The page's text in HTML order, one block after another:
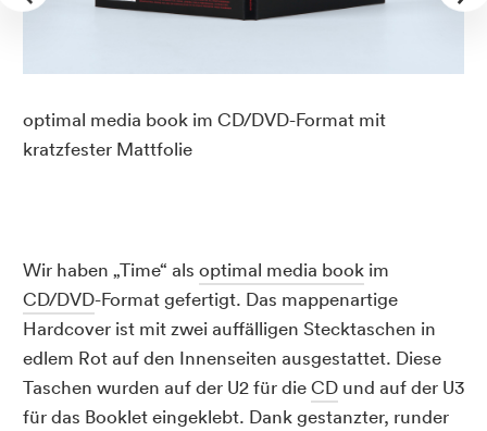
optimal media book im CD/DVD-Format mit
kratzfester Mattfolie
Wir haben „Time“ als optimal media book im
CD/DVD-Format gefertigt. Das mappenartige
Hardcover ist mit zwei auffälligen Stecktaschen in
edlem Rot auf den Innenseiten ausgestattet. Diese
Taschen wurden auf der U2 für dieCD und auf der U3
für das Booklet eingeklebt. Dank gestanzter, runder